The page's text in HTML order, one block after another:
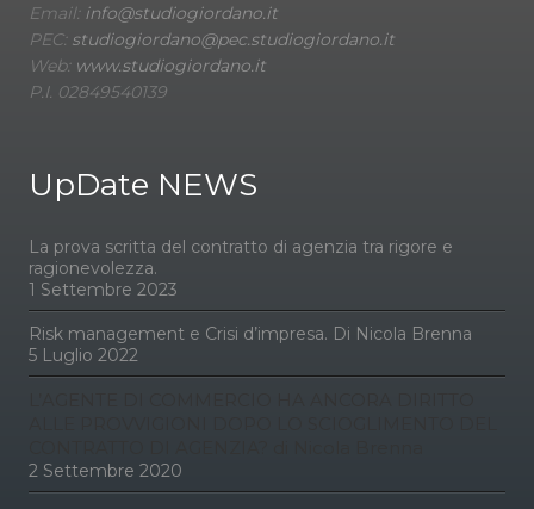
Email: info@studiogiordano.it
PEC: studiogiordano@pec.studiogiordano.it
Web: www.studiogiordano.it
P.I. 02849540139
UpDate NEWS
La prova scritta del contratto di agenzia tra rigore e
ragionevolezza.
1 Settembre 2023
Risk management e Crisi d’impresa. Di Nicola Brenna
5 Luglio 2022
2 Settembre 2020